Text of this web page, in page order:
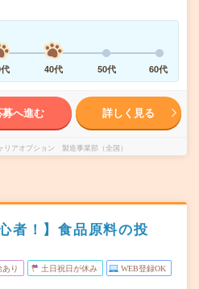
40代 50代 60代
募へ進む 詳しく見る
リアオプション 製造事業部（全国）
者！】食品原料の投
り 土日祝日が休み WEB登録OK